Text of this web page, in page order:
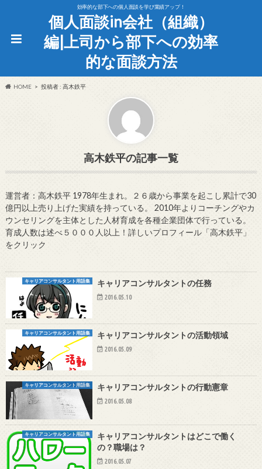
効率的な部下への個人面談を学び業績アップ！
個人面談in会社（組織）
編|上司から部下への効率
的な面談方法
HOME 投稿者 : 高木鉄平
高木鉄平
運営者：高木鉄平 1978年生まれ。２６歳から事業を起こし累計で30
億円以上売り上げた実績を持っている。 2010年よりコーチングやカ
ウンセリングを主体とした人材育成を各種企業団体で行っている。
育成人数は述べ５０００人以上！詳しいプロフィール「高木鉄平」
をクリック
キャリアコンサルタント用語集 キャリアコンサルタントの任務
2016.05.10
キャリアコンサルタント用語集 キャリアコンサルタントの活動領域
2016.05.09
キャリアコンサルタント用語集 キャリアコンサルタントの行動憲章
2016.05.08
キャリアコンサルタント用語集
キャリアコンサルタントはどこで働く
の？職場は？
2016.05.07